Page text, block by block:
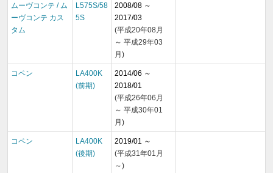
ムーヴコンテ / ム
ーヴコンテ カス
タム
L575S/58
5S
2008/08 ～
2017/03
(平成20年08月
～ 平成29年03
月)
コペン
LA400K
(前期)
2014/06 ～
2018/01
(平成26年06月
～ 平成30年01
月)
コペン
LA400K
(後期)
2019/01 ～
(平成31年01月
～)